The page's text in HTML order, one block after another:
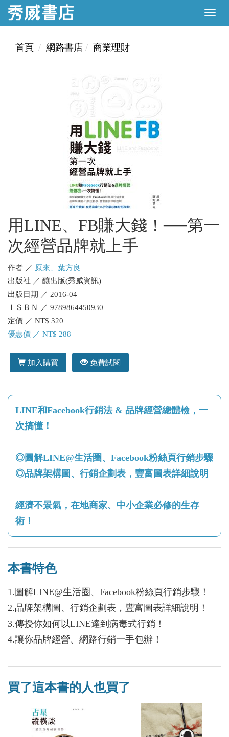
首頁 網路書店 商業理財
用LINE、FB賺大錢！──第一
次經營品牌就上手
作者 ／ 原來、葉方良
出版社 ／ 釀出版(秀威資訊)
出版日期 ／ 2016-04
ＩＳＢＮ ／ 9789864450930
定價 ／ NT$ 320
優惠價 ／ NT$ 288
加入購買 免費試閱
LINE和Facebook行銷法 & 品牌經營總體檢，一
次搞懂！
◎圖解LINE@生活圈、Facebook粉絲頁行銷步驟
◎品牌架構圖、行銷企劃表，豐富圖表詳細說明
經濟不景氣，在地商家、中小企業必修的生存
術！
本書特色
1.圖解LINE@生活圈、Facebook粉絲頁行銷步驟！
2.品牌架構圖、行銷企劃表，豐富圖表詳細說明！
3.傳授你如何以LINE達到病毒式行銷！
4.讓你品牌經營、網路行銷一手包辦！
買了這本書的人也買了